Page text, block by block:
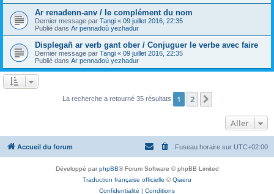
Ar renadenn-anv / le complément du nom
Dernier message par Tangi « 09 juillet 2016, 22:35
Publié dans Ar pennadoù yezhadur
Displegañ ar verb gant ober / Conjuguer le verbe avec faire
Dernier message par Tangi « 09 juillet 2016, 22:35
Publié dans Ar pennadoù yezhadur
La recherche a retourné 35 résultats 1 2
Aller
Accueil du forum Fuseau horaire sur UTC+02:00
Développé parphpBB® Forum Software © phpBB Limited
Traduction française officielle ©Qiaeru
Confidentialité | Conditions